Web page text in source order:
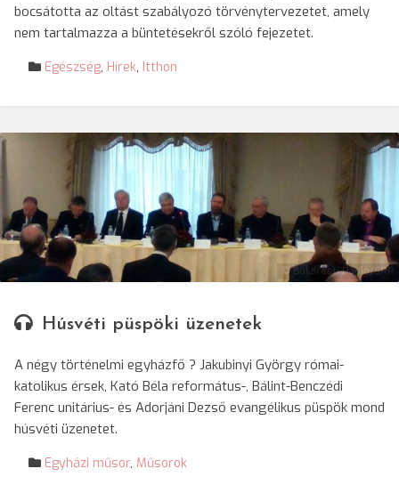
bocsátotta az oltást szabályozó törvénytervezetet, amely
nem tartalmazza a büntetésekről szóló fejezetet.
Egészség, Hírek, Itthon
© Bukaresti Rádió/SRR
Húsvéti püspöki üzenetek
A négy történelmi egyházfő ? Jakubinyi György római-
katolikus érsek, Kató Béla református-, Bálint-Benczédi
Ferenc unitárius- és Adorjáni Dezső evangélikus püspök mond
húsvéti üzenetet.
Egyházi műsor, Műsorok